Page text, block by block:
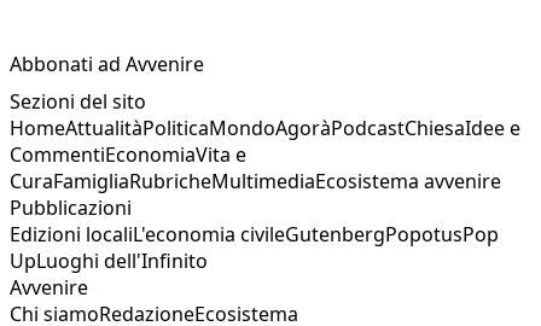
Abbonati ad Avvenire
Sezioni del sito
HomeAttualitàPoliticaMondoAgoràPodcastChiesaIdee e
CommentiEconomiaVita e
CuraFamigliaRubricheMultimediaEcosistema avvenire
Pubblicazioni
Edizioni localiL'economia civileGutenbergPopotusPop
UpLuoghi dell'Infinito
Avvenire
Chi siamoRedazioneEcosistema